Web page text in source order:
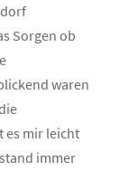
Sorgen ob
waren
es mir leicht
immer